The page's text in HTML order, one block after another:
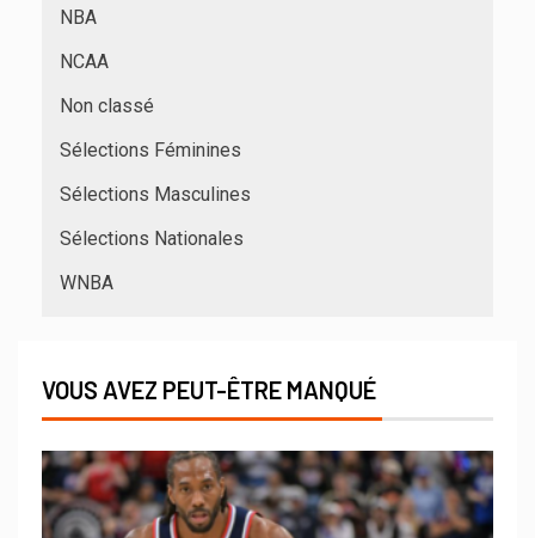
NBA
NCAA
Non classé
Sélections Féminines
Sélections Masculines
Sélections Nationales
WNBA
VOUS AVEZ PEUT-ÊTRE MANQUÉ